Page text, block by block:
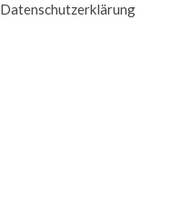
Datenschutzerklärung